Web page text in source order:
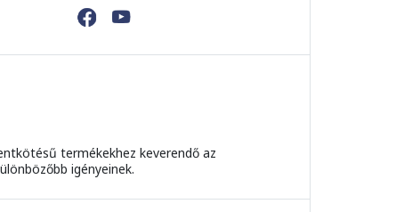
termékekhez keverendő az
igényeinek.